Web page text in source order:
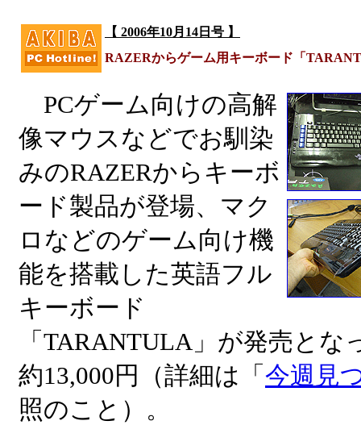
【 2006年10月14日号 】
RAZERからゲーム用キーボード「
PCゲーム向けの高解
像マウスなどでお馴染
みのRAZERからキーボ
ード製品が登場、マク
ロなどのゲーム向け機
能を搭載した英語フル
キーボード
「TARANTULA」が発売とな
約13,000円（詳細は「 今週見
照のこと）。